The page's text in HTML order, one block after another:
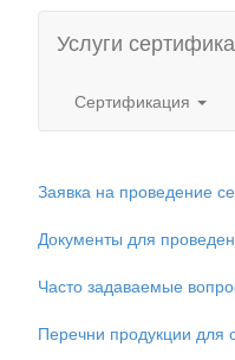
Услуги
Сертификация
Заявка на проведение
Документы для
Часто задаваемые
Перечни продукции